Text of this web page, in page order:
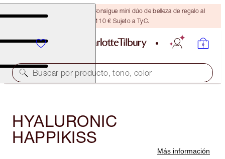
¡ÚLTIMA OPORTUNIDAD! Consigue mini dúo de belleza de regalo al
gastar 110 € Sujeto a TyC.
Buscar por producto, tono, color
HYALURONIC
HAPPIKISS
Más información